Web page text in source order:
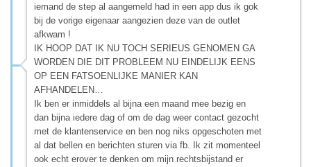
iemand de step al aangemeld had in een app dus ik gok
bij de vorige eigenaar aangezien deze van de outlet
afkwam !
IK HOOP DAT IK NU TOCH SERIEUS GENOMEN GA
WORDEN DIE DIT PROBLEEM NU EINDELIJK EENS
OP EEN FATSOENLIJKE MANIER KAN
AFHANDELEN…
Ik ben er inmiddels al bijna een maand mee bezig en
dan bijna iedere dag of om de dag weer contact gezocht
met de klantenservice en ben nog niks opgeschoten met
al dat bellen en berichten sturen via fb. Ik zit momenteel
ook echt erover te denken om mijn rechtsbijstand er